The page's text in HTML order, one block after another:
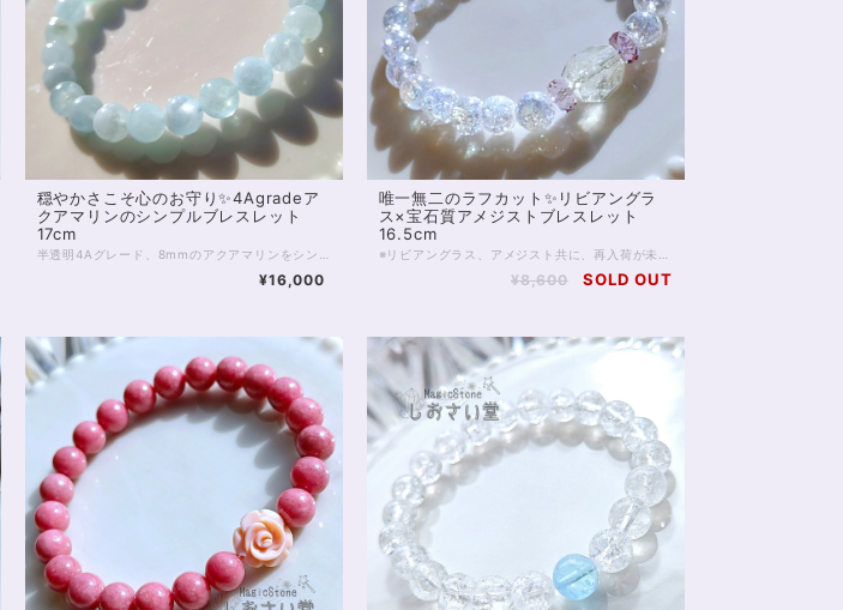
穏やかさこそ心のお守り✨4Agradeア
クアマリンのシンプルブレスレット
17cm
¥16,000
唯一無二のラフカット✨リビアングラ
ス×宝石質アメジストブレスレット
16.5cm
¥8,600 SOLD OUT